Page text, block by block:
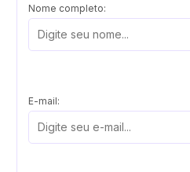
Nome completo:
E-mail: